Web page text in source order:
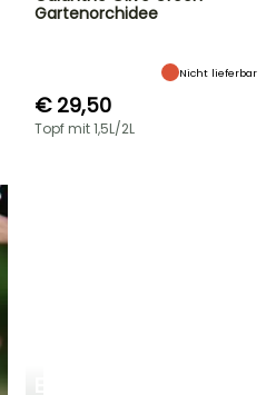
Gartenorchidee
Nicht lieferbar
€ 29,50
Topf mit 1,5L/2L